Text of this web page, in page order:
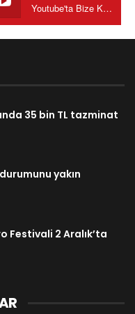
Youtube'ta Bize Katılın
35 bin TL tazminat
durumunu yakın
Festivali 2 Aralık’ta